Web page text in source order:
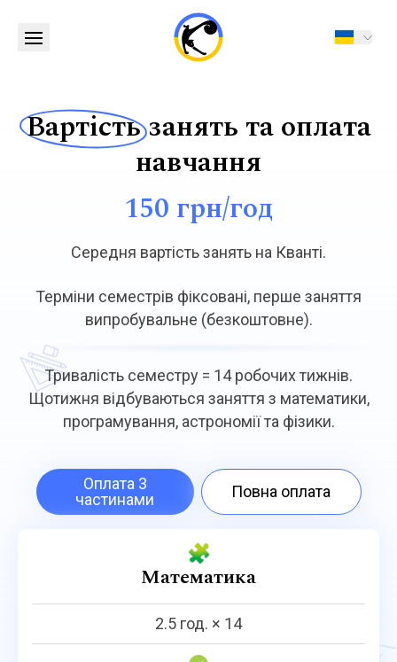
Вартістьзанять та оплата
навчання
150 грн/год
Середня вартість занять на Кванті.
Терміни семестрів фіксовані, перше заняття
випробувальне (безкоштовне).
Тривалість семестру = 14 робочих тижнів.
Щотижня відбуваються заняття з математики,
програмування, астрономії та фізики.
Оплата 3
частинами
Повна оплата‎
🧩
Математика
2.5 год. × 14